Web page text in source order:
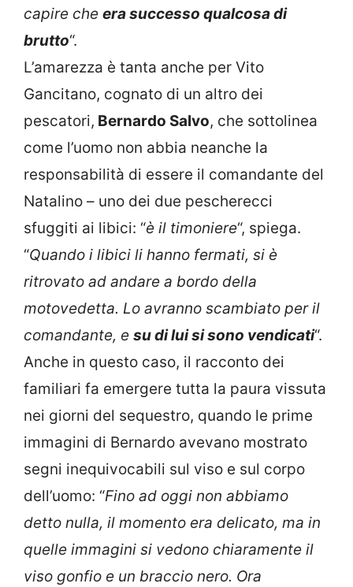
capire che era successo qualcosa di
brutto“.
L’amarezza è tanta anche per Vito
Gancitano, cognato di un altro dei
pescatori, Bernardo Salvo, che sottolinea
come l’uomo non abbia neanche la
responsabilità di essere il comandante del
Natalino – uno dei due pescherecci
sfuggiti ai libici: “è il timoniere“, spiega.
“Quando i libici li hanno fermati, si è
ritrovato ad andare a bordo della
motovedetta. Lo avranno scambiato per il
comandante, e su di lui si sono vendicati“.
Anche in questo caso, il racconto dei
familiari fa emergere tutta la paura vissuta
nei giorni del sequestro, quando le prime
immagini di Bernardo avevano mostrato
segni inequivocabili sul viso e sul corpo
dell’uomo: “Fino ad oggi non abbiamo
detto nulla, il momento era delicato, ma in
quelle immagini si vedono chiaramente il
viso gonfio e un braccio nero. Ora